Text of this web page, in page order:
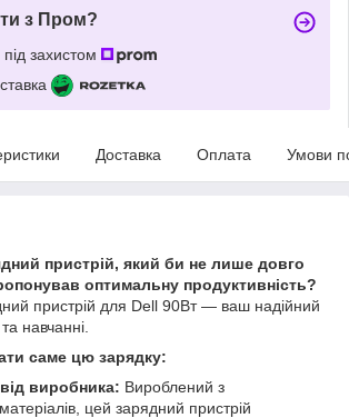
з Пром?
захистом
Доставка Оплата Умови
пристрій, який би не лише довго
оптимальну продуктивність?
пристрій для Dell 90Вт — ваш надійний
навчанні.
саме цю зарядку:
виробника: Вироблений з
цей зарядний пристрій